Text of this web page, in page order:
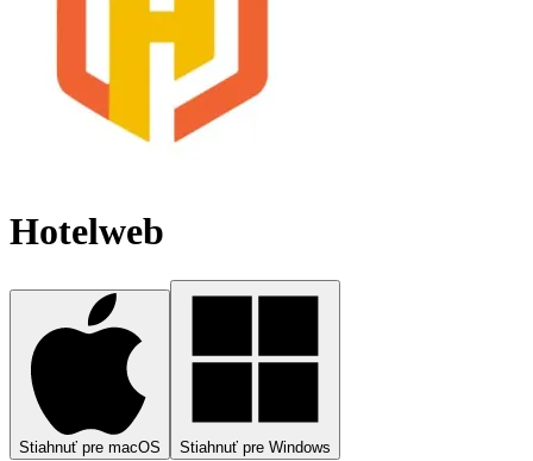
Hotelweb
Stiahnuť pre macOS Stiahnuť pre Windows